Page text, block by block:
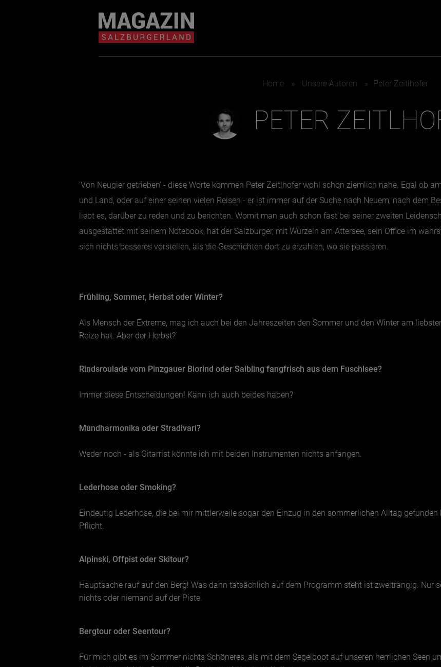
BEITRÄGE IN MEINER NÄHE ANZEIGEN
Essen & Trinken
Sehenswürdig
Kunst & Kultur
Archiv
Home » Unsere Autoren » Peter Zeitlhofer
PETER
'Von Neugier getrieben' - diese Worte kommen Peter Zeitlhofer wohl schon ziemlich nahe. Egal ob
und Land, oder auf einer seinen vielen Reisen - er ist immer auf der Suche nach Neuem, nach dem
liebt es, darüber zu reden und zu berichten. Womit man auch schon fast bei seiner zweiten
ausgestattet mit seinem Notebook, hat der Salzburger, mit Wurzeln am Attersee, sein Office im
sich nichts besseres vorstellen, als die Geschichten dort zu erzählen, wo sie passieren.
Frühling, Sommer, Herbst oder Winter?
Als Mensch der Extreme, mag ich auch bei den Jahreszeiten den Sommer und den Winter am
Reize hat. Aber der Herbst?
Rindsroulade vom Pinzgauer Biorind oder Saibling fangfrisch aus dem Fuschlsee?
Immer diese Entscheidungen! Kann ich auch beides haben?
Mundharmonika oder Stradivari?
Weder noch - als Gitarrist könnte ich mit beiden Instrumenten nichts anfangen.
Lederhose oder Smoking?
Eindeutig Lederhose, die bei mir mittlerweile sogar den Einzug in den sommerlichen Alltag
Pflicht.
Alpinski, Offpist oder Skitour?
Hauptsache rauf auf den Berg! Was dann tatsächlich auf dem Programm steht ist zweitrangig. Nur
nichts oder niemand auf der Piste.
Bergtour oder Seentour?
Für mich gibt es im Sommer nichts Schöneres, als mit dem Segelboot auf unseren herrlichen Seen